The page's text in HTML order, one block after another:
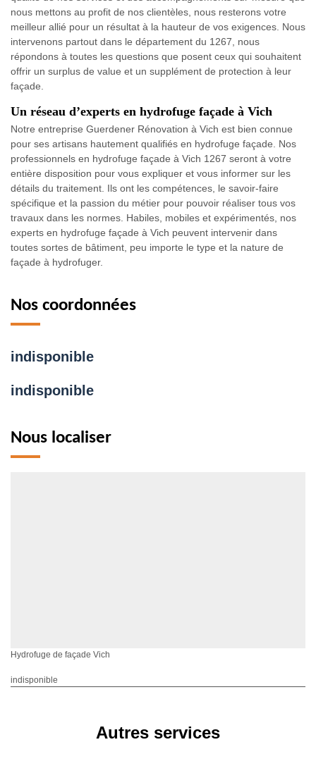
nous mettons au profit de nos clientèles, nous resterons votre
meilleur allié pour un résultat à la hauteur de vos exigences. Nous
intervenons partout dans le département du 1267, nous
répondons à toutes les questions que posent ceux qui souhaitent
offrir un surplus de value et un supplément de protection à leur
façade.
Un réseau d’experts en hydrofuge façade à Vich
Notre entreprise Guerdener Rénovation à Vich est bien connue
pour ses artisans hautement qualifiés en hydrofuge façade. Nos
professionnels en hydrofuge façade à Vich 1267 seront à votre
entière disposition pour vous expliquer et vous informer sur les
détails du traitement. Ils ont les compétences, le savoir-faire
spécifique et la passion du métier pour pouvoir réaliser tous vos
travaux dans les normes. Habiles, mobiles et expérimentés, nos
experts en hydrofuge façade à Vich peuvent intervenir dans
toutes sortes de bâtiment, peu importe le type et la nature de
façade à hydrofuger.
Nos coordonnées
indisponible
indisponible
Nous localiser
Hydrofuge de façade Vich
indisponible
Autres services